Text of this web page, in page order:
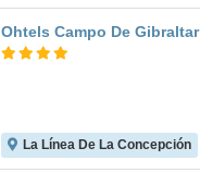
Ohtels Campo De Gibraltar
La Línea De La Concepción